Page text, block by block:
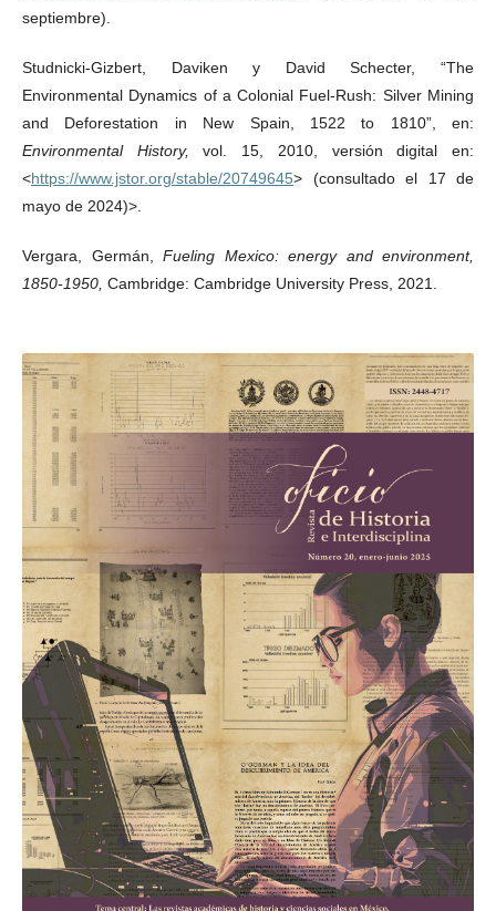
septiembre).
Studnicki-Gizbert, Daviken y David Schecter, “The
Environmental Dynamics of a Colonial Fuel-Rush: Silver Mining
and Deforestation in New Spain, 1522 to 1810”, en:
Environmental History,vol. 15, 2010, versión digital en:
<https://www.jstor.org/stable/20749645> (consultado el 17 de
mayo de 2024)>.
Vergara, Germán, Fueling Mexico: energy and environment,
1850-1950, Cambridge: Cambridge University Press, 2021.